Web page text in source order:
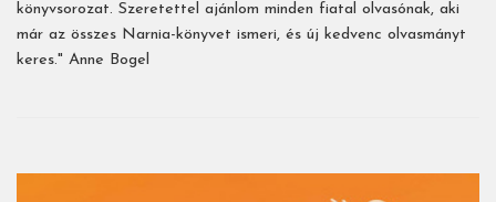
könyvsorozat. Szeretettel ajánlom minden fiatal olvasónak, aki
már az összes Narnia-könyvet ismeri, és új kedvenc olvasmányt
keres." Anne Bogel